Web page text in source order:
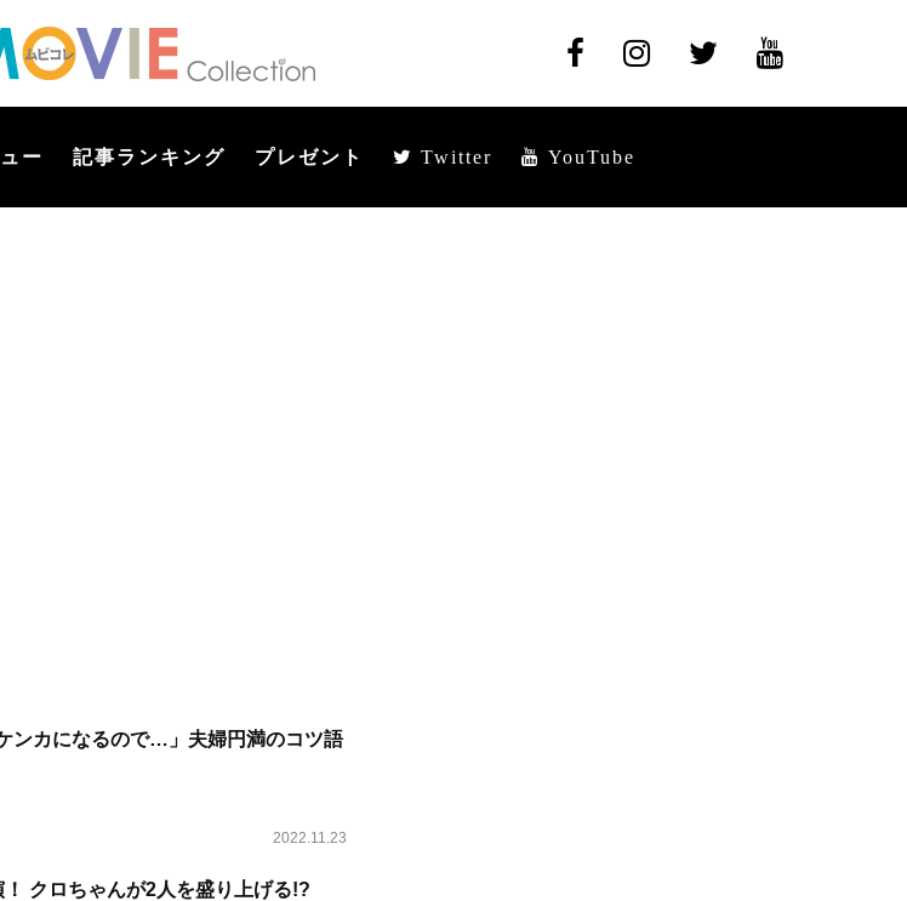
ー 記事ランキング プレゼント Twitter YouTube
ンカになるので…」夫婦円満のコツ語
2022.11.23
クロちゃんが2人を盛り上げる!?